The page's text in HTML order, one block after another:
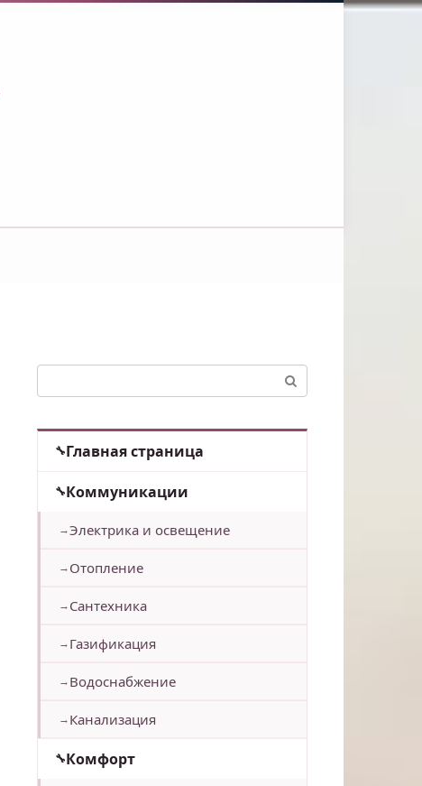
Главная страница
Коммуникации
Электрика и освещение
Отопление
Сантехника
Газификация
Водоснабжение
Канализация
Комфорт